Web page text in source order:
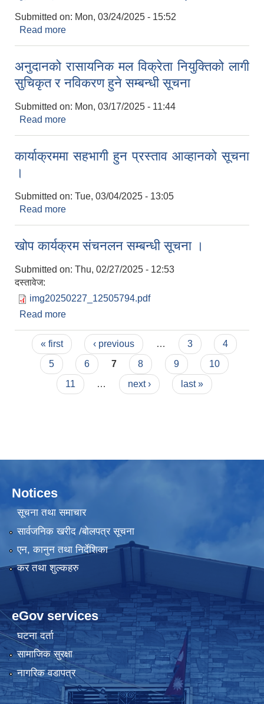
Submitted on: Mon, 03/24/2025 - 15:52
Read more
अनुदानको रासायनिक मल विक्रेता नियुक्तिको लागी
सुचिकृत र नविकरण हुने सम्बन्धी सूचना
Submitted on: Mon, 03/17/2025 - 11:44
Read more
कार्याक्रममा सहभागी हुन प्रस्ताव आव्हानको सूचना
।
Submitted on: Tue, 03/04/2025 - 13:05
Read more
खोप कार्यक्रम संचनलन सम्बन्धी सूचना ।
Submitted on: Thu, 02/27/2025 - 12:53
दस्तावेज:
img20250227_12505794.pdf
Read more
Pages
« first ‹ previous … 3
4
5
6 7 8 9
10
11
… next › last »
Notices
सूचना तथा समाचार
सार्वजनिक खरीद /बोलपत्र सूचना
एन, कानुन तथा निर्देशिका
कर तथा शुल्कहरु
eGov services
घटना दर्ता
सामाजिक सुरक्षा
नागरिक वडापत्र